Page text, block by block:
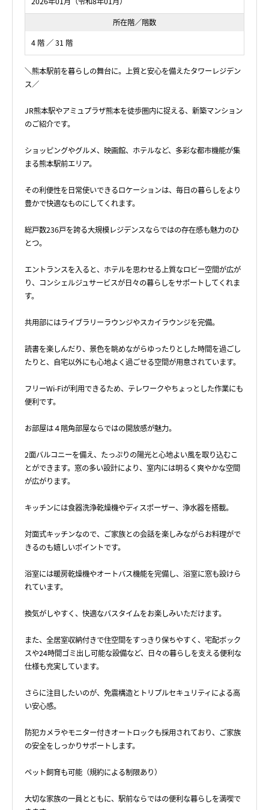
所在階／階数
4 階 ／ 31 階
＼熊本駅前を暮らしの舞台に。上質と安心を備えたタワーレジデン
ス／
JR熊本駅やアミュプラザ熊本を徒歩圏内に捉える、新築マンション
のご紹介です。
ショッピングやグルメ、映画館、ホテルなど、多彩な都市機能が集
まる熊本駅前エリア。
その利便性を日常使いできるロケーションは、毎日の暮らしをより
豊かで快適なものにしてくれます。
総戸数236戸を誇る大規模レジデンスならではの存在感も魅力のひ
とつ。
エントランスを入ると、ホテルを思わせる上質なロビー空間が広が
り、コンシェルジュサービスが日々の暮らしをサポートしてくれま
す。
共用部にはライブラリーラウンジやスカイラウンジを完備。
読書を楽しんだり、景色を眺めながらゆったりとした時間を過ごし
たりと、自宅以外にも心地よく過ごせる空間が用意されています。
フリーWi-Fiが利用できるため、テレワークやちょっとした作業にも
便利です。
お部屋は４階角部屋ならではの開放感が魅力。
2面バルコニーを備え、たっぷりの陽光と心地よい風を取り込むこ
とができます。窓の多い設計により、室内には明るく爽やかな空間
が広がります。
キッチンには食器洗浄乾燥機やディスポーザー、浄水器を搭載。
対面式キッチンなので、ご家族との会話を楽しみながらお料理がで
きるのも嬉しいポイントです。
浴室には暖房乾燥機やオートバス機能を完備し、浴室に窓も設けら
れています。
換気がしやすく、快適なバスタイムをお楽しみいただけます。
また、全居室収納付きで住空間をすっきり保ちやすく、宅配ボック
スや24時間ゴミ出し可能な設備など、日々の暮らしを支える便利な
仕様も充実しています。
さらに注目したいのが、免震構造とトリプルセキュリティによる高
い安心感。
防犯カメラやモニター付きオートロックも採用されており、ご家族
の安全をしっかりサポートします。
ペット飼育も可能（規約による制限あり）
大切な家族の一員とともに、駅前ならではの便利な暮らしを満喫で